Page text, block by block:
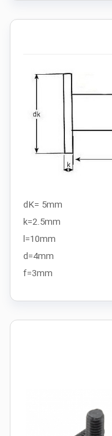
dK= 5mm
k=2.5mm
l=10mm
d=4mm
f=3mm